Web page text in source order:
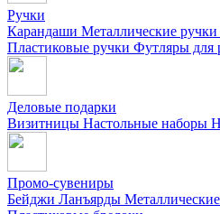
Ручки
Карандаши Металлические ручки
Пластиковые ручки Футляры для
Деловые подарки
Визитницы Настольные наборы
Промо-сувениры
Бейджи Ланъярды